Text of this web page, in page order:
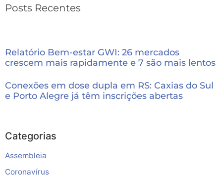
Posts Recentes
Relatório Bem-estar GWI: 26 mercados
crescem mais rapidamente e 7 são mais lentos
Conexões em dose dupla em RS: Caxias do Sul
e Porto Alegre já têm inscrições abertas
Categorias
Assembleia
Coronavírus